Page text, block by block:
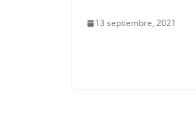
13 septiembre, 2021